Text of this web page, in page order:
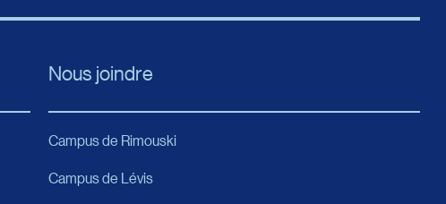
Nous joindre
Campus de Rimouski
Campus de Lévis